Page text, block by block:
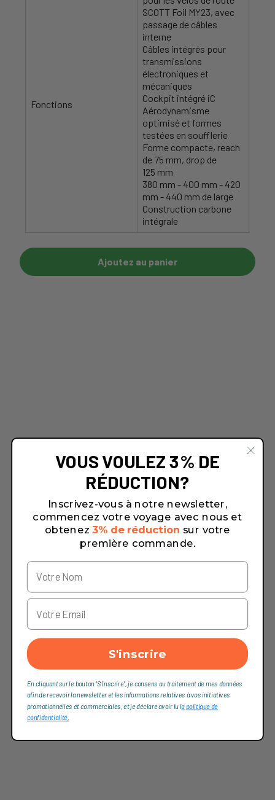
Fonctions
SCOTT Foil MY23, avec
passage de câbles
interne
Câbles intégrés pour
transmissions
électroniques et
mécaniques
Cockpit intégré iC
Aérodynamisme
optimisé et formes
testées en soufflerie
Forme compacte, reach
de 75 mm, drop de
125 mm
380 mm - 400 mm - 420
mm - 440 mm de large
Construction carbone
intégrale
Ajoutez au panier
VOUS VOULEZ 3% DE
RÉDUCTION?
Inscrivez-vous à notre newsletter,
commencez votre voyage avec nous et
obtenez 3% de réduction sur votre
première commande.
S'inscrire
En cliquant sur le bouton "S'inscrire", je consens au traitement de mes données
afin de recevoir la newsletter et les informations relatives à vos initiatives
promotionnelles et commerciales, et je déclare avoir lu la politique de
confidentialité,